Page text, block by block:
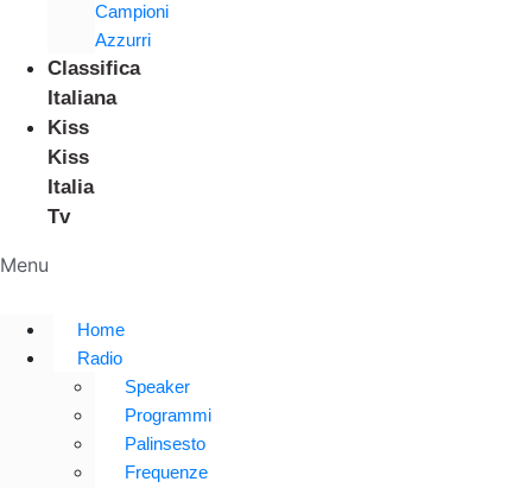
Campioni
Azzurri
Classifica
Italiana
Kiss
Kiss
Italia
Tv
Menu
Home
Radio
Speaker
Programmi
Palinsesto
Frequenze